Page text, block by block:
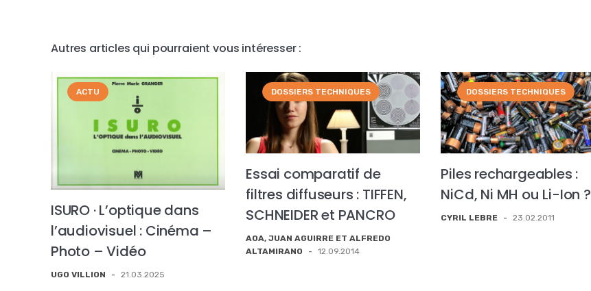
Autres articles qui pourraient vous intéresser :
ACTU
ISURO · L’optique dans
l’audiovisuel : Cinéma –
Photo – Vidéo
UGO VILLION - 21.03.2025
DOSSIERS TECHNIQUES
Essai comparatif de
filtres diffuseurs : TIFFEN,
SCHNEIDER et PANCRO
AOA, JUAN AGUIRRE ET ALFREDO
ALTAMIRANO
- 12.09.2014
DOSSIERS TECHNIQUES
Piles rechargeables :
NiCd, Ni MH ou Li-Ion ?
CYRIL LEBRE - 23.02.2011